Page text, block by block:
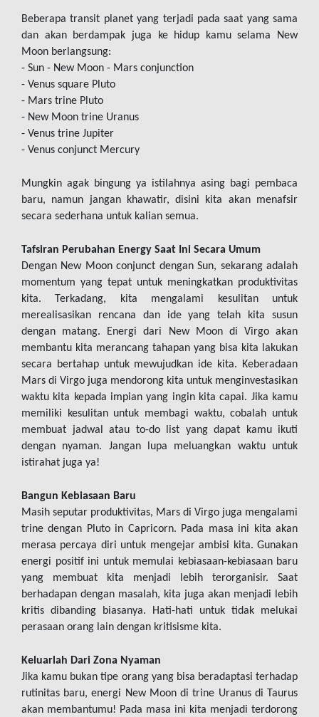
Beberapa transit planet yang terjadi pada saat yang sama
dan akan berdampak juga ke hidup kamu selama New
Moon berlangsung:
- Sun - New Moon - Mars conjunction
- Venus square Pluto
- Mars trine Pluto
- New Moon trine Uranus
- Venus trine Jupiter
- Venus conjunct Mercury
Mungkin agak bingung ya istilahnya asing bagi pembaca
baru, namun jangan khawatir, disini kita akan menafsir
secara sederhana untuk kalian semua.
Tafsiran Perubahan Energy Saat Ini Secara Umum
Dengan New Moon conjunct dengan Sun, sekarang adalah
momentum yang tepat untuk meningkatkan produktivitas
kita. Terkadang, kita mengalami kesulitan untuk
merealisasikan rencana dan ide yang telah kita susun
dengan matang. Energi dari New Moon di Virgo akan
membantu kita merancang tahapan yang bisa kita lakukan
secara bertahap untuk mewujudkan ide kita. Keberadaan
Mars di Virgo juga mendorong kita untuk menginvestasikan
waktu kita kepada impian yang ingin kita capai. Jika kamu
memiliki kesulitan untuk membagi waktu, cobalah untuk
membuat jadwal atau to-do list yang dapat kamu ikuti
dengan nyaman. Jangan lupa meluangkan waktu untuk
istirahat juga ya!
Bangun Kebiasaan Baru
Masih seputar produktivitas, Mars di Virgo juga mengalami
trine dengan Pluto in Capricorn. Pada masa ini kita akan
merasa percaya diri untuk mengejar ambisi kita. Gunakan
energi positif ini untuk memulai kebiasaan-kebiasaan baru
yang membuat kita menjadi lebih terorganisir. Saat
berhadapan dengan masalah, kita juga akan menjadi lebih
kritis dibanding biasanya. Hati-hati untuk tidak melukai
perasaan orang lain dengan kritisisme kita.
Keluarlah Dari Zona Nyaman
Jika kamu bukan tipe orang yang bisa beradaptasi terhadap
rutinitas baru, energi New Moon di trine Uranus di Taurus
akan membantumu! Pada masa ini kita menjadi terdorong